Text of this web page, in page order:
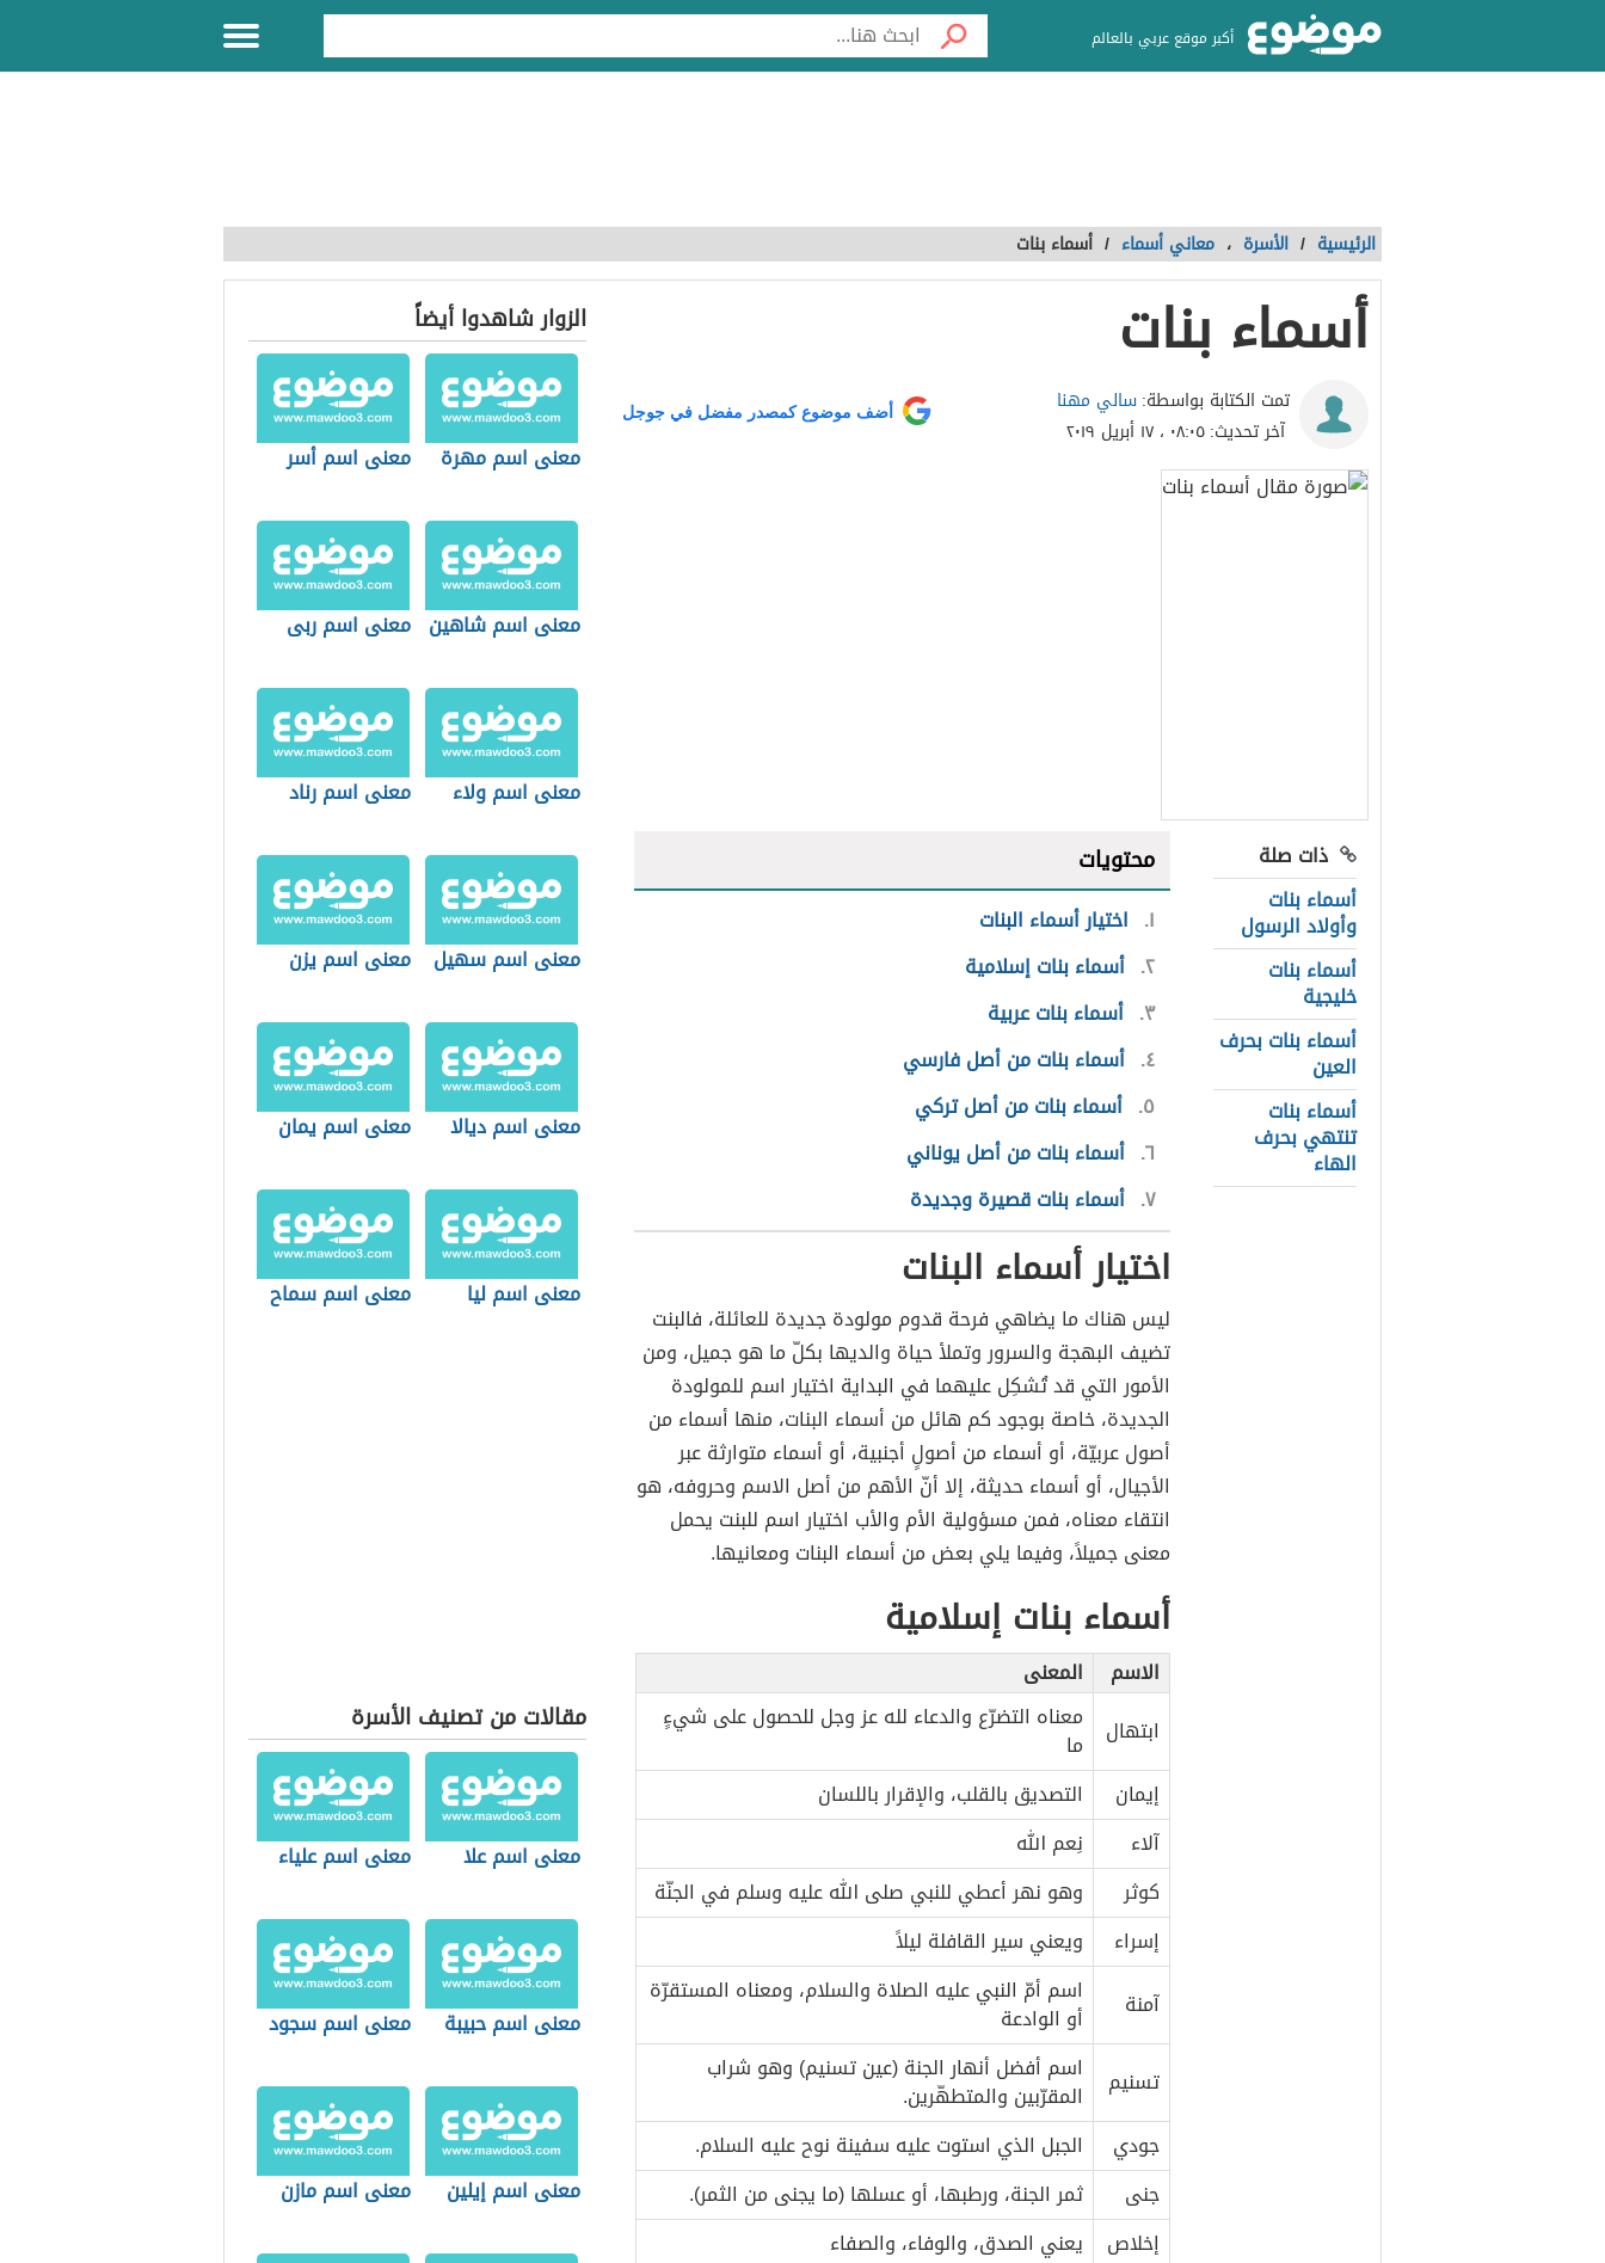
أكبر موقع عربي بالعالم
الرئيسية / الأسرة ، معاني أسماء / أسماء بنات
أسماء بنات
تمت الكتابة بواسطة:سالي مهنا
آخر تحديث:٠٨:٠٥ ، ١٧ أبريل ٢٠١٩
أضف موضوع كمصدر مفضل في جوجل
ذات صلة
أسماء بنات
وأولاد الرسول
أسماء بنات
خليجية
أسماء بنات بحرف
العين
أسماء بنات
تنتهي بحرف
الهاء
محتويات
١ اختيار أسماء البنات
٢ أسماء بنات إسلامية
٣ أسماء بنات عربية
٤ أسماء بنات من أصل فارسي
٥ أسماء بنات من أصل تركي
٦ أسماء بنات من أصل يوناني
٧ أسماء بنات قصيرة وجديدة
اختيار أسماء البنات
ليس هناك ما يضاهي فرحة قدوم مولودة جديدة للعائلة، فالبنت
تضيف البهجة والسرور وتملأ حياة والديها بكلّ ما هو جميل، ومن
الأمور التي قد تُشكِل عليهما في البداية اختيار اسم للمولودة
الجديدة، خاصة بوجود كم هائل من أسماء البنات، منها أسماء من
أصول عربيّة، أو أسماء من أصولٍ أجنبية، أو أسماء متوارثة عبر
الأجيال، أو أسماء حديثة، إلا أنّ الأهم من أصل الاسم وحروفه، هو
انتقاء معناه، فمن مسؤولية الأم والأب اختيار اسم للبنت يحمل
معنى جميلاً، وفيما يلي بعض من أسماء البنات ومعانيها.
أسماء بنات إسلامية
الاسم
المعنى
ابتهال
معناه التضرّع والدعاء لله عز وجل للحصول على شيءٍ
ما
إيمان
التصديق بالقلب، والإقرار باللسان
آلاء
نِعم الله
كوثر
وهو نهر أعطي للنبي صلى الله عليه وسلم في الجنّة
إسراء
ويعني سير القافلة ليلاً
آمنة
اسم أمّ النبي عليه الصلاة والسلام، ومعناه المستقرّة
أو الوادعة
تسنيم
اسم أفضل أنهار الجنة (عين تسنيم) وهو شراب
المقرّبين والمتطهّرين.
جودي
الجبل الذي استوت عليه سفينة نوح عليه السلام.
جنى
ثمر الجنة، ورطبها، أو عسلها (ما يجنى من الثمر).
إخلاص
يعني الصدق، والوفاء، والصفاء
الزوار شاهدوا أيضاً
معنى اسم مهرة معنى اسم أسر
معنى اسم شاهين معنى اسم ربى
معنى اسم ولاء معنى اسم رناد
معنى اسم سهيل معنى اسم يزن
معنى اسم ديالا معنى اسم يمان
معنى اسم ليا معنى اسم سماح
مقالات من تصنيف الأسرة
معنى اسم علا معنى اسم علياء
معنى اسم حبيبة معنى اسم سجود
معنى اسم إيلين معنى اسم مازن